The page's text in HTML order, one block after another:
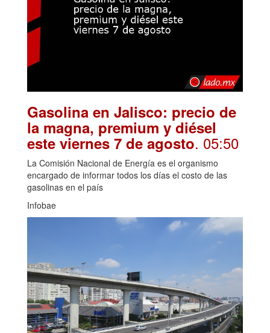
Gasolina en Jalisco: precio de
la magna, premium y diésel
este viernes 7 de agosto. 05:50
La Comisión Nacional de Energía es el organismo
encargado de informar todos los días el costo de las
gasolinas en el país
Infobae